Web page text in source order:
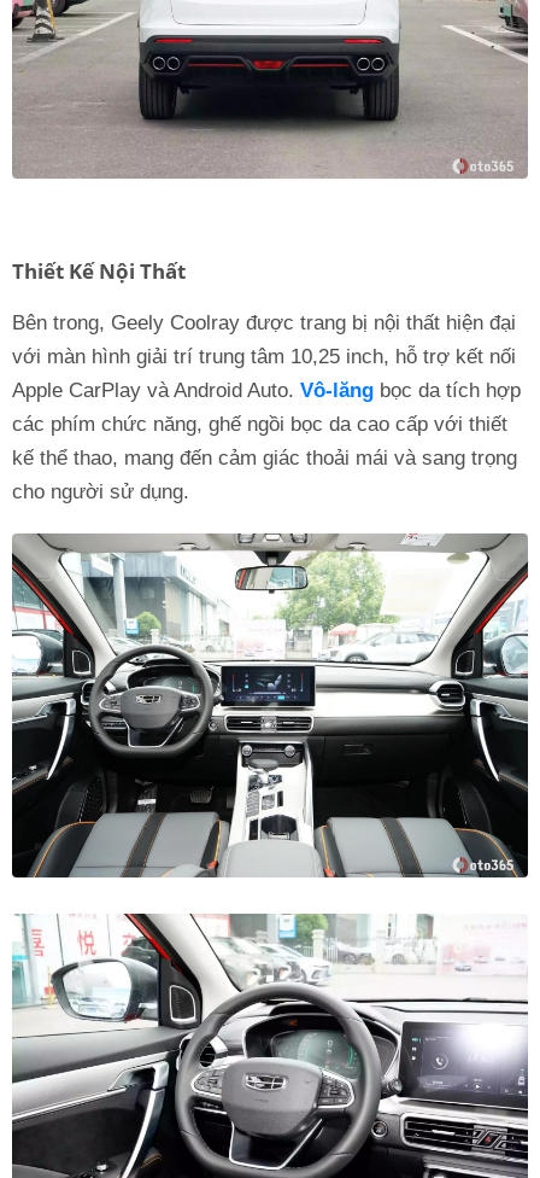
Thiết Kế Nội Thất
Bên trong, Geely Coolray được trang bị nội thất hiện đại
với màn hình giải trí trung tâm 10,25 inch, hỗ trợ kết nối
Apple CarPlay và Android Auto. Vô-lăng bọc da tích hợp
các phím chức năng, ghế ngồi bọc da cao cấp với thiết
kế thể thao, mang đến cảm giác thoải mái và sang trọng
cho người sử dụng.